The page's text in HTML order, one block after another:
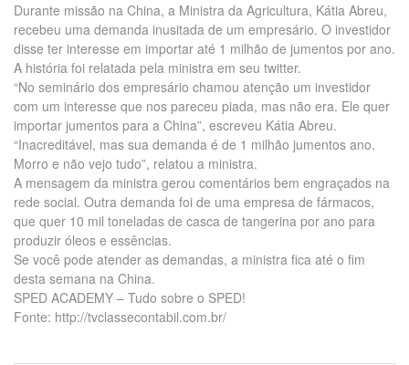
Durante missão na China, a Ministra da Agricultura, Kátia Abreu,
recebeu uma demanda inusitada de um empresário. O investidor
disse ter interesse em importar até 1 milhão de jumentos por ano.
A história foi relatada pela ministra em seu twitter.
“No seminário dos empresário chamou atenção um investidor
com um interesse que nos pareceu piada, mas não era. Ele quer
importar jumentos para a China”, escreveu Kátia Abreu.
“Inacreditável, mas sua demanda é de 1 milhão jumentos ano.
Morro e não vejo tudo”, relatou a ministra.
A mensagem da ministra gerou comentários bem engraçados na
rede social. Outra demanda foi de uma empresa de fármacos,
que quer 10 mil toneladas de casca de tangerina por ano para
produzir óleos e essências.
Se você pode atender as demandas, a ministra fica até o fim
desta semana na China.
SPED ACADEMY – Tudo sobre o SPED!
Fonte: http://tvclassecontabil.com.br/